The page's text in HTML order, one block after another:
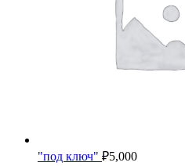
"под ключ" ₽5,000